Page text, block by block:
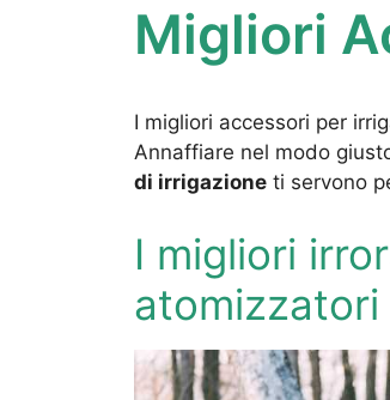
Migliori
I migliori accessori per
Annaffiare nel modo
di irrigazione ti servono
I migliori
atomizzatori